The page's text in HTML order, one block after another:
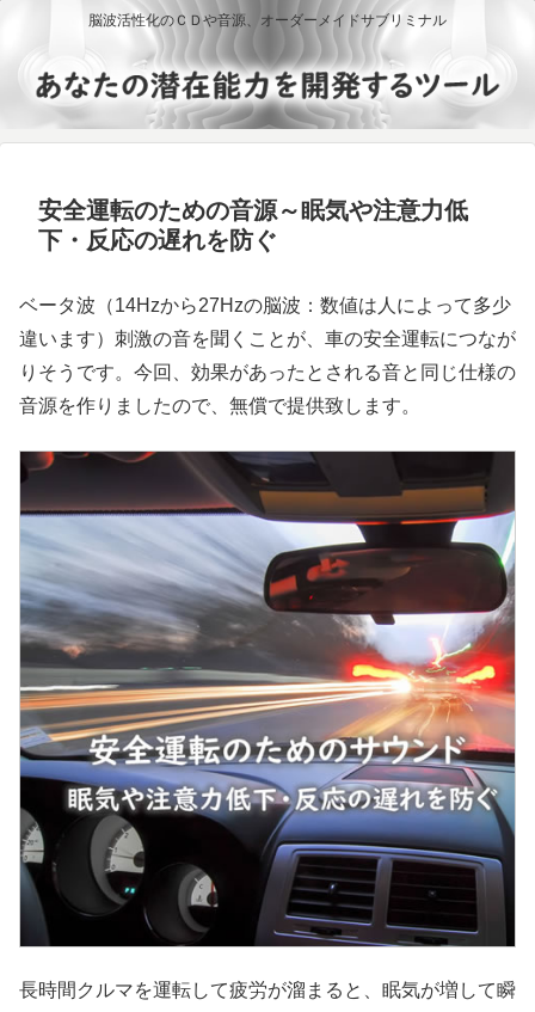
脳波活性化のＣＤや音源、オーダーメイドサブリミナル
安全運転のための音源～眠気や注意力低
下・反応の遅れを防ぐ
ベータ波（14Hzから27Hzの脳波：数値は人によって多少
違います）刺激の音を聞くことが、車の安全運転につなが
りそうです。今回、効果があったとされる音と同じ仕様の
音源を作りましたので、無償で提供致します。
長時間クルマを運転して疲労が溜まると、眠気が増して瞬